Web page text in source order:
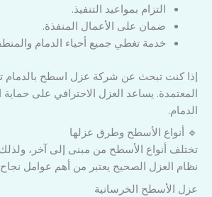
التزام بمواعيد التنفيذ.
ضمان على الأعمال المنفذة.
خدمة تغطي جميع أحياء الدمام
إذا كنت تبحث عن شركة عزل اسطح بالدمام
المعتمدة. يساعد العزل الاحترافي على
الدمام.
🔹 أنواع الأسطح وطرق عزلها
تختلف أنواع الأسطح من مبنى إلى آخر،
نظام العزل الصحيح يعتبر من أهم عوامل
عزل الأسطح الخرسانية